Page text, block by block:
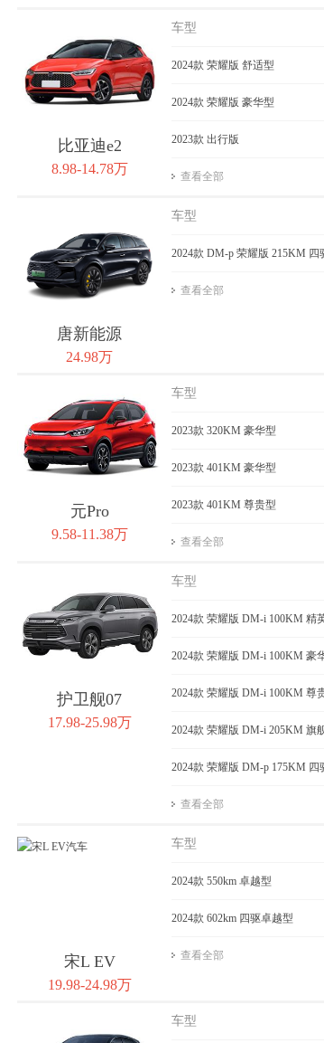
比亚迪e2
8.98-14.78万
车型
2024款 荣耀版 舒适型
2024款 荣耀版 豪华型
2023款 出行版
查看全部
唐新能源
24.98万
车型
2024款 DM-p 荣耀版 215KM 四
查看全部
元Pro
9.58-11.38万
车型
2023款 320KM 豪华型
2023款 401KM 豪华型
2023款 401KM 尊贵型
查看全部
护卫舰07
17.98-25.98万
车型
2024款 荣耀版 DM-i 100KM 精
2024款 荣耀版 DM-i 100KM 豪
2024款 荣耀版 DM-i 100KM 尊
2024款 荣耀版 DM-i 205KM 旗
2024款 荣耀版 DM-p 175KM 四
查看全部
宋L EV
19.98-24.98万
车型
2024款 550km 卓越型
2024款 602km 四驱卓越型
查看全部
车型